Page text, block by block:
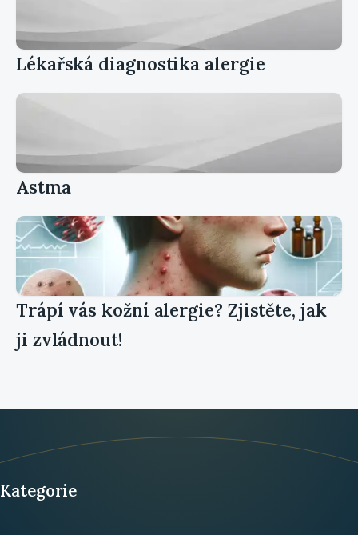
Lékařská diagnostika alergie
Astma
Trápí vás kožní alergie? Zjistěte, jak
ji zvládnout!
Kategorie